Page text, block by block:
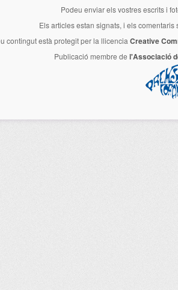
Podeu enviar els vostres escrits i
Els articles estan signats, i els
contingut està protegit per la llicencia Creative
Publicació membre de l'Associació